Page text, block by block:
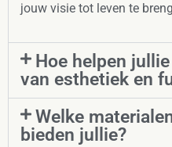
jouw visie tot leven te
Hoe helpen
van esthetiek en
Welke
bieden jullie?